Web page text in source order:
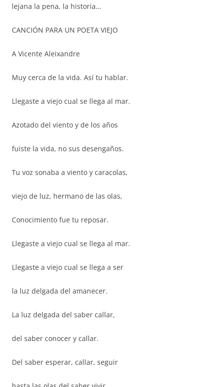
lejana la pena, la historia…
CANCIÓN PARA UN POETA VIEJO
A Vicente Aleixandre
Muy cerca de la vida. Así tu hablar.
Llegaste a viejo cual se llega al mar.
Azotado del viento y de los años
fuiste la vida, no sus desengaños.
Tu voz sonaba a viento y caracolas,
viejo de luz, hermano de las olas,
Conocimiento fue tu reposar.
Llegaste a viejo cual se llega al mar.
Llegaste a viejo cual se llega a ser
la luz delgada del amanecer.
La luz delgada del saber callar,
del saber conocer y callar.
Del saber esperar, callar, seguir